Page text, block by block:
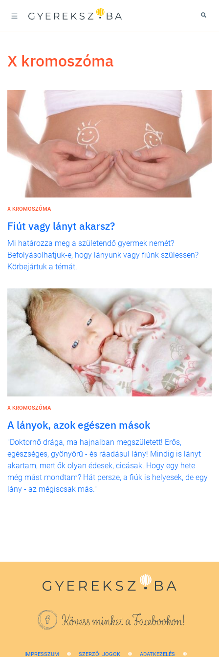
X kromoszóma
X KROMOSZÓMA
Fiút vagy lányt akarsz?
Mi határozza meg a születendő gyermek nemét?
Befolyásolhatjuk-e, hogy lányunk vagy fiúnk szülessen?
Körbejártuk a témát.
X KROMOSZÓMA
A lányok, azok egészen mások
"Doktornő drága, ma hajnalban megszületett! Erős,
egészséges, gyönyörű - és ráadásul lány! Mindig is lányt
akartam, mert ők olyan édesek, cicásak. Hogy egy hete
még mást mondtam? Hát persze, a fiúk is helyesek, de egy
lány - az mégiscsak más."
Kövess minket a Facebookon!
IMPRESSZUM SZERZŐI JOGOK ADATKEZELÉS